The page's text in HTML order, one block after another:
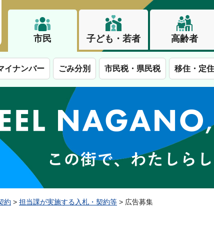
市民 子ども・若者 高齢者
イナンバー ごみ分別 市民税・県民税 移住・定住
この街で、わたしらし
約 > 担当課が実施する入札・契約等 > 広告募集